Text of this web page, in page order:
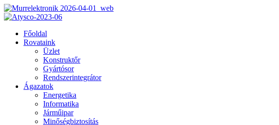
Főoldal
Rovataink
Üzlet
Konstruktőr
Gyártósor
Rendszerintegrátor
Ágazatok
Energetika
Informatika
Járműipar
Minőségbiztosítás